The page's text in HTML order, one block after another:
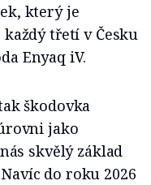
který je
třetí v Česku
Enyaq iV.
škodovka
jako
skvělý základ
do roku 2026